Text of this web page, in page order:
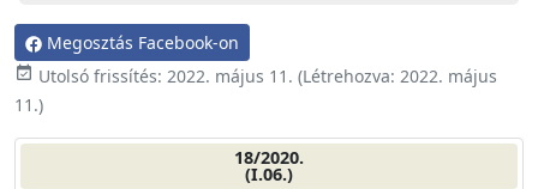
Megosztás Facebook-on
event_available Utolsó frissítés: 2022. május 11. (Létrehozva: 2022. május
11.)
18/2020.
(I.06.)